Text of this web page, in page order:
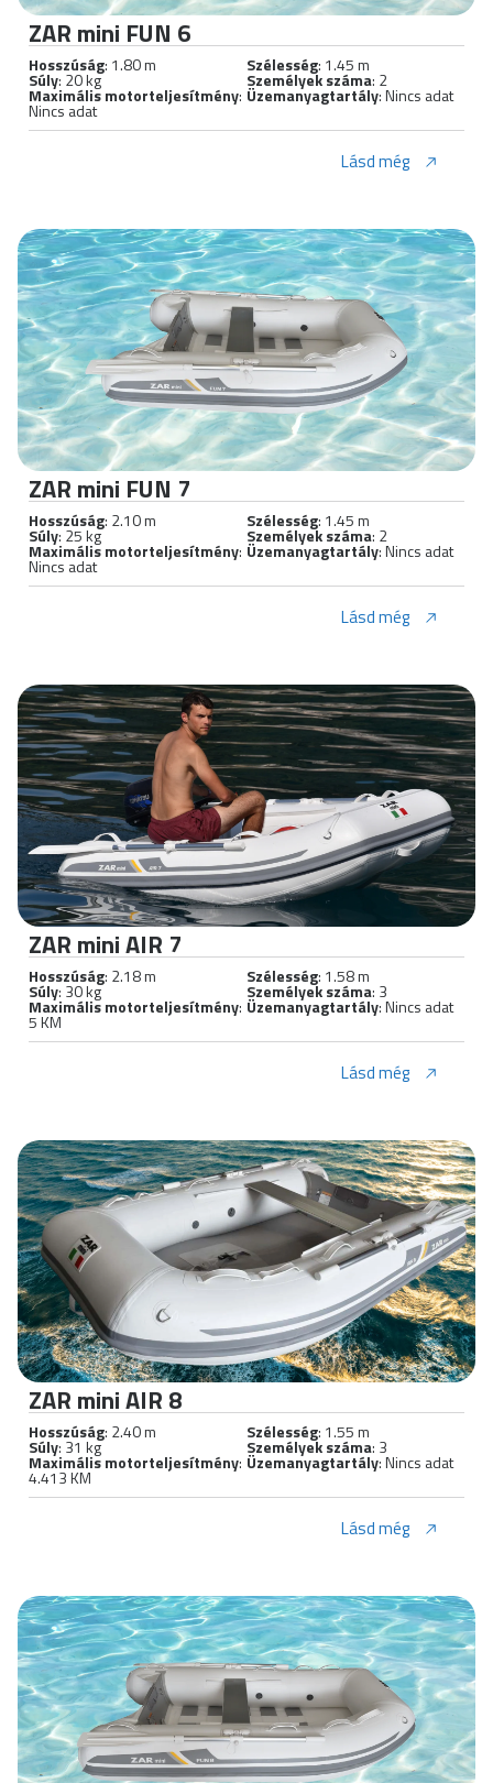
ZAR mini FUN 6
Hosszúság: 1.80 m Szélesség: 1.45 m
Súly: 20 kg Személyek száma: 2
Maximális motorteljesítmény:
Nincs adat
Üzemanyagtartály: Nincs adat
Lásd még
ZAR mini FUN 7
Hosszúság: 2.10 m Szélesség: 1.45 m
Súly: 25 kg Személyek száma: 2
Maximális motorteljesítmény:
Nincs adat
Üzemanyagtartály: Nincs adat
Lásd még
ZAR mini AIR 7
Hosszúság: 2.18 m Szélesség: 1.58 m
Súly: 30 kg Személyek száma: 3
Maximális motorteljesítmény:
5 KM
Üzemanyagtartály: Nincs adat
Lásd még
ZAR mini AIR 8
Hosszúság: 2.40 m Szélesség: 1.55 m
Súly: 31 kg Személyek száma: 3
Maximális motorteljesítmény:
4.413 KM
Üzemanyagtartály: Nincs adat
Lásd még